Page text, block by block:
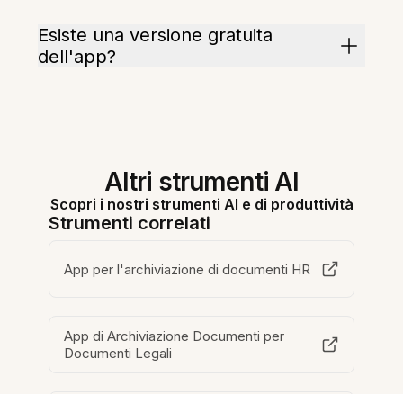
Esiste una versione gratuita
dell'app?
Altri strumenti AI
Scopri i nostri strumenti AI e di produttività
Strumenti correlati
App per l'archiviazione di documenti HR
App di Archiviazione Documenti per
Documenti Legali